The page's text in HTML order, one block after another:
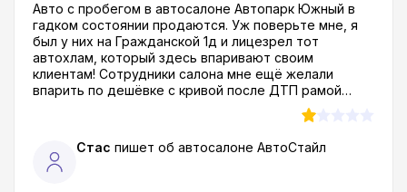
Авто с пробегом в автосалоне Автопарк Южный в
гадком состоянии продаются. Уж поверьте мне, я
был у них на Гражданской 1д и лицезрел тот
автохлам, который здесь впаривают своим
клиентам! Сотрудники салона мне ещё желали
впарить по дешёвке с кривой после ДТП рамой
Фольксваген Гольф! Решили наверное что я лох
педальный которому можно впарить что угодно! Я
сколько уже машин сменил, во многих автоцентрах
покупал и вот как на духу скажу - хуже автодилера
чем автопарк Южный в Ставрополе я не встречал
Стас пишет об автосалоне АвтоСтайл